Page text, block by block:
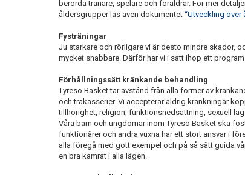
berörda tränare, spelare och föräldrar. För mer
åldersgrupper läs även dokumentet “Utveckling över
Fysträningar
Ju starkare och rörligare vi är desto mindre skador,
mycket snabbare. Därför har vi i satt ihop ett
Förhållningssätt kränkande behandling
Tyresö Basket tar avstånd från alla former av
och trakasserier. Vi accepterar aldrig kränkningar
tillhörighet, religion, funktionsnedsättning, sexuell
Våra barn och ungdomar inom Tyresö Basket ska
funktionärer och andra vuxna har ett stort ansvar i
alla föregå med gott exempel och på så sätt guida
en bra kamrat i alla lägen.